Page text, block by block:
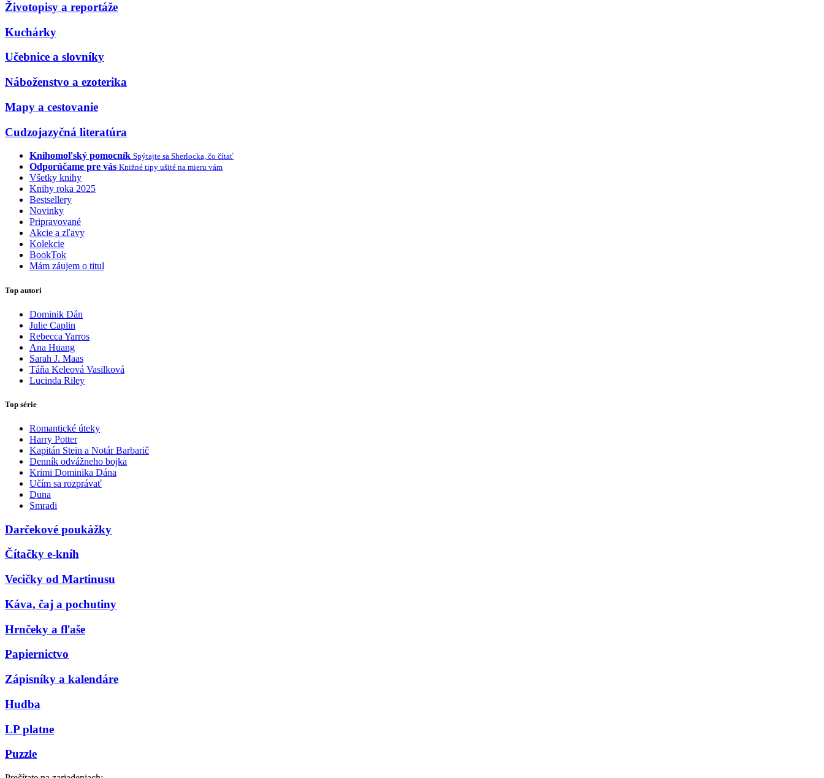
Životopisy a reportáže
Kuchárky
Učebnice a slovníky
Náboženstvo a ezoterika
Mapy a cestovanie
Cudzojazyčná literatúra
Knihomoľský pomocník Spýtajte sa Sherlocka, čo čítať
Odporúčame pre vás Knižné tipy ušité na mieru vám
Všetky knihy
Knihy roka 2025
Bestsellery
Novinky
Pripravované
Akcie a zľavy
Kolekcie
BookTok
Mám záujem o titul
Top autori
Dominik Dán
Julie Caplin
Rebecca Yarros
Ana Huang
Sarah J. Maas
Táňa Keleová Vasilková
Lucinda Riley
Top série
Romantické úteky
Harry Potter
Kapitán Stein a Notár Barbarič
Denník odvážneho bojka
Krimi Dominika Dána
Učím sa rozprávať
Duna
Smradi
Darčekové poukážky
Čítačky e-kníh
Vecičky od Martinusu
Káva, čaj a pochutiny
Hrnčeky a fľaše
Papiernictvo
Zápisníky a kalendáre
Hudba
LP platne
Puzzle